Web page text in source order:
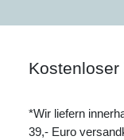
Kostenloser
*Wir liefern
39,- Euro